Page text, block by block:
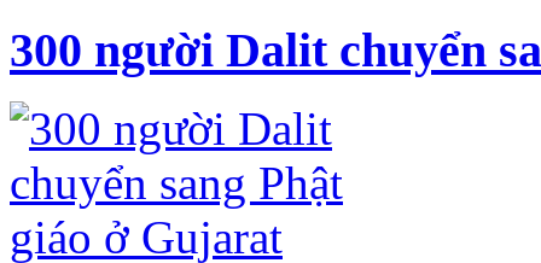
300 người Dalit chuyển